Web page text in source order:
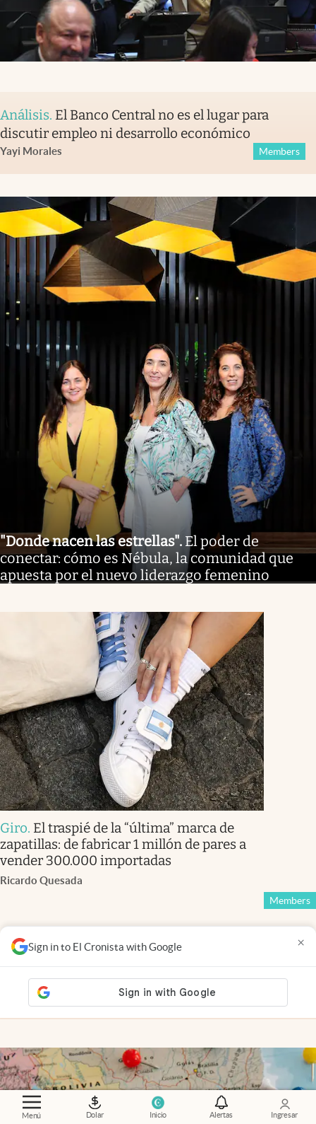
Menú Dolar Inicio Alertas Ingresar
Sign in to El Cronista with Google ×
Análisis. El Banco Central no es el lugar para
discutir empleo ni desarrollo económico
Yayi Morales Members
"Donde nacen las estrellas". El poder de
conectar: cómo es Nébula, la comunidad que
apuesta por el nuevo liderazgo femenino
Giro. El traspié de la “última” marca de
zapatillas: de fabricar 1 millón de pares a
vender 300.000 importadas
Ricardo Quesada
Members
Financial Times
mercado y redobla su estrategia
Claire Jones